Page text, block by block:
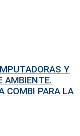
Y
AMBIENTE.
COMBI PARA LA